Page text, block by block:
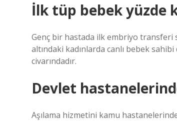
İlk tüp bebek yüzde
Genç bir hastada ilk embriyo transferi
altındaki kadınlarda canlı bebek
civarındadır.
Devlet
Aşılama hizmetini kamu